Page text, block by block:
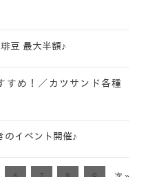
豆 最大半額♪
すめ！／カツサンド各種
のイベント開催♪